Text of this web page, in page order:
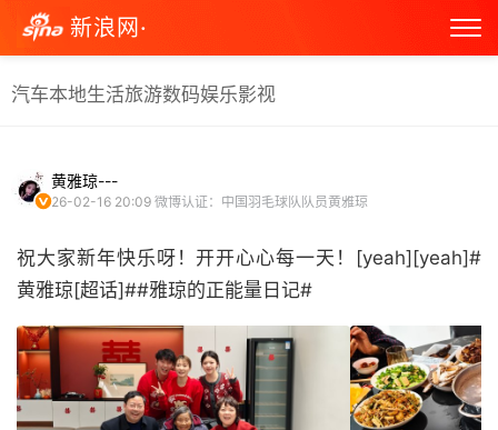
新浪网·
汽车本地生活旅游数码娱乐影视
黄雅琼---
26-02-16 20:09 微博认证：中国羽毛球队队员黄雅琼
祝大家新年快乐呀！开开心心每一天！[yeah][yeah]#
黄雅琼[超话]##雅琼的正能量日记# ​